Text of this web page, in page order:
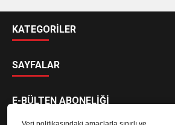
KATEGORİLER
SAYFALAR
E-BÜLTEN ABONELİĞİ